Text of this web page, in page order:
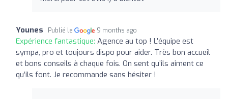
Younes Publié le 9 months ago
Expérience fantastique: Agence au top ! L’équipe est
sympa, pro et toujours dispo pour aider. Très bon accueil
et bons conseils à chaque fois. On sent qu’ils aiment ce
qu’ils font. Je recommande sans hésiter !